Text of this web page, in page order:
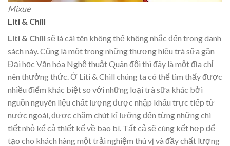
Mixue
Liti & Chill
Liti & Chill sẽ là cái tên không thể không nhắc đến trong danh
sách này. Cũng là một trong những thương hiệu trà sữa gần
Đại học Văn hóa Nghệ thuật Quân đội thì đây là một địa chỉ
nên thưởng thức. Ở Liti & Chill chúng ta có thể tìm thấy được
nhiều điểm khác biệt so với những loại trà sữa khác bởi
nguồn nguyên liệu chất lượng được nhập khẩu trực tiếp từ
nước ngoài, được chăm chút kĩ lưỡng đến từng những chi
tiết nhỏ kể cả thiết kế về bao bì. Tất cả sẽ cùng kết hợp để
tạo cho khách hàng một trải nghiệm thú vị và đầy chất lượng